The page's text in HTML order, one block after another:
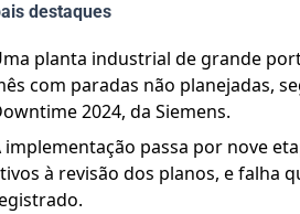
destaques
planta industrial de grande
com paradas não planejadas,
2024, da Siemens.
implementação passa por nove
à revisão dos planos, e falha